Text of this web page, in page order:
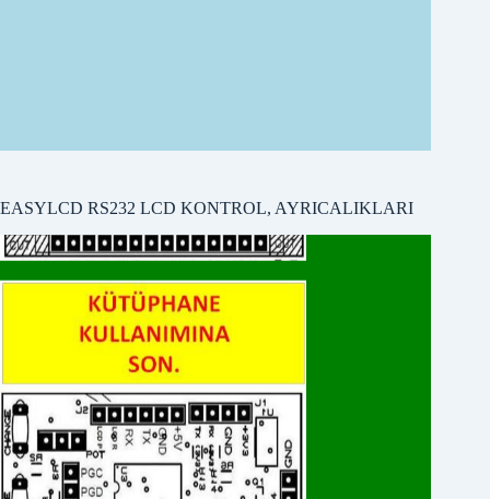
ÖRNEK PROGRAMLARI
PICBASICÖrnek programları
PROTONBASICÖrnek program
ARDUİNOÖrnek programları
CCS-CÖrnek program
PYTHONÖrnek program
MBLOCKÖrnek program
VISUAL BASIC 32bit
VISUAL BASIC 2010
Örnek program
WINAMPÖrnek program
KARAKTER JENERATÖR PROGRAMI
MBLOCK EASYLCD BLOKLARI,
UZANTI EKLEME
EASYLCD RS232 LCD KONTROL, AYRICALIKLARI